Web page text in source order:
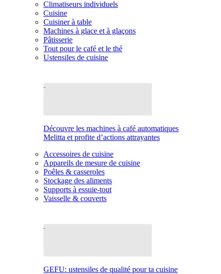
Climatiseurs individuels
Cuisine
Cuisiner à table
Machines à glace et à glaçons
Pâtisserie
Tout pour le café et le thé
Ustensiles de cuisine
Découvre les machines à café automatiques
Melitta et profite d’actions attrayantes
Accessoires de cuisine
Appareils de mesure de cuisine
Poêles & casseroles
Stockage des aliments
Supports à essuie-tout
Vaisselle & couverts
GEFU: ustensiles de qualité pour ta cuisine